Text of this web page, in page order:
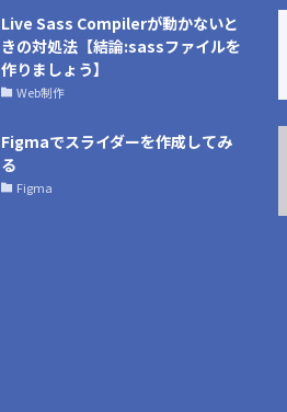
Live Sass Compilerが動かないと
きの対処法【結論:sassファイルを
作りましょう】
Web制作
Figmaでスライダーを作成してみ
る
Figma